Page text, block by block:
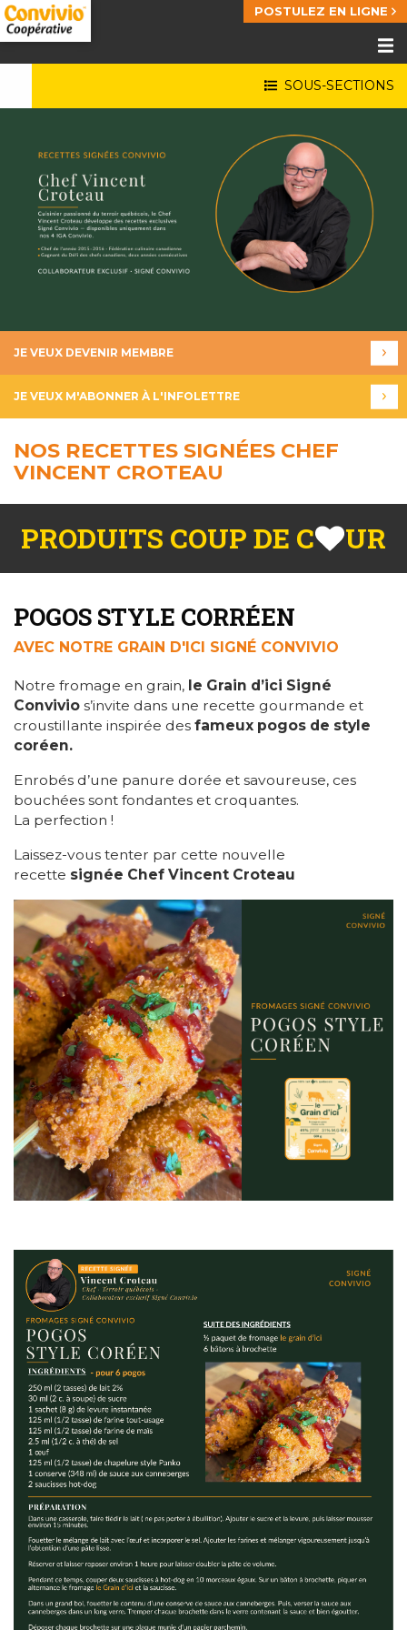
SOUS-SECTIONS
POSTULEZ EN LIGNE
JE VEUX DEVENIR MEMBRE
JE VEUX M'ABONNER À L'INFOLETTRE
NOS RECETTES SIGNÉES CHEF
VINCENT CROTEAU
PRODUITS COUP DE C UR
POGOS STYLE CORRÉEN
AVEC NOTRE GRAIN D'ICI SIGNÉ CONVIVIO
Notre fromage en grain, le Grain d’ici Signé
Convivio s’invite dans une recette gourmande et
croustillante inspirée des fameux pogos de style
coréen.
Enrobés d’une panure dorée et savoureuse, ces
bouchées sont fondantes et croquantes.
La perfection !
Laissez-vous tenter par cette nouvelle
recette signée Chef Vincent Croteau